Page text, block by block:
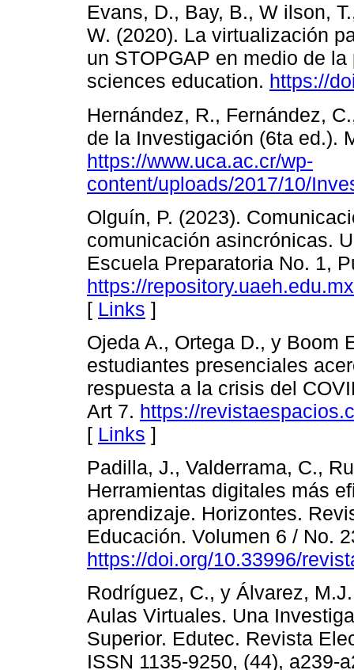
Evans, D., Bay, B., W ilson,
W. (2020). La virtualización
un STOPGAP en medio de
sciences education. https://
Hernández, R., Fernández,
de la Investigación (6ta ed.).
https://www.uca.ac.cr/wp-
content/uploads/2017/10/
Olguín, P. (2023).
comunicación asincrónicas.
Escuela Preparatoria No. 1,
https://
[ Links ]
Ojeda A., Ortega D., y Boom
estudiantes presenciales
respuesta a la crisis del
Art 7. https://
[ Links ]
Padilla, J., Valderrama, C.,
Herramientas digitales más
aprendizaje. Horizontes.
Educación. Volumen 6 / No.
https://doi.org/10.33996/
Rodríguez, C., y Álvarez,
Aulas Virtuales. Una
Superior. Edutec. Revista
ISSN 1135-9250, (44), a239-